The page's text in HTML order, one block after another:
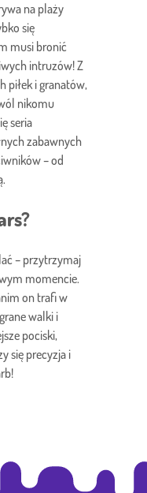
na plaży
się
musi bronić
intruzów! Z
piłek i granatów,
nikomu
seria
zabawnych
– od
– przytrzymaj
momencie.
on trafi w
walki i
pociski,
się precyzja i